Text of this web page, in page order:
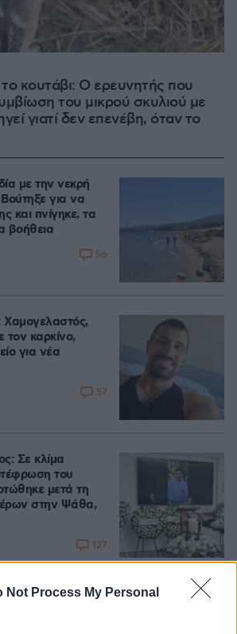
Not Process My Personal
κουτάβι: Ο ερευνητής που
του μικρού σκυλιού με
γιατί δεν επενέβη, όταν το
με την νεκρή
για να
και πνίγηκε, τα
βοήθεια
56
τον καρκίνο,
για νέα
57
Σε κλίμα
του
μετά τη
στην Ψάθα,
127
που
στην